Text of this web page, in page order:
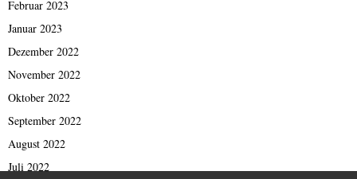
Februar 2023
Januar 2023
Dezember 2022
November 2022
Oktober 2022
September 2022
August 2022
Juli 2022